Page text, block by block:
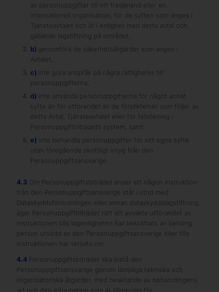
av personuppgifter till ett tredjeland eller en
internationell organisation, för de syften som anges i
Tjänsteavtalet och är i enlighet med detta avtal och
gällande lagstiftning på området,
b) genomföra de säkerhetsåtgärder som anges i
Avtalet,
c) inte göra anspråk på några rättigheter till
personuppgifterna,
d) inte använda personuppgifterna för något annat
syfte än för utförandet av de förpliktelser som följer av
detta Avtal, Tjänsteavtalet eller för felsökning i
Personuppgiftbiträdets system, samt
e) inte behandla personuppgifter för sitt egna syfte
utan föregående skriftligt intyg från den
Personuppgiftsansvarige.
4.3 Om Personuppgiftsbiträdet anser att någon instruktion
från den Personuppgiftsansvarige står i strid med
Dataskyddsförordningen eller annan dataskyddslagstiftning,
äger Personuppgiftbiträdet rätt att avvakta utförandet av
instruktionen tills lagenligheten har bekräftats av behörig
person utsedd av den Personuppgiftsansvarige eller tills
instruktionen har skrivits om.
4.4 Personuppgiftsbiträdet ska bistå den
Personuppgiftsansvarige genom lämpliga tekniska och
organisatoriska åtgärder, med beaktande av behandlingens
art och den information som är tillgänglig för